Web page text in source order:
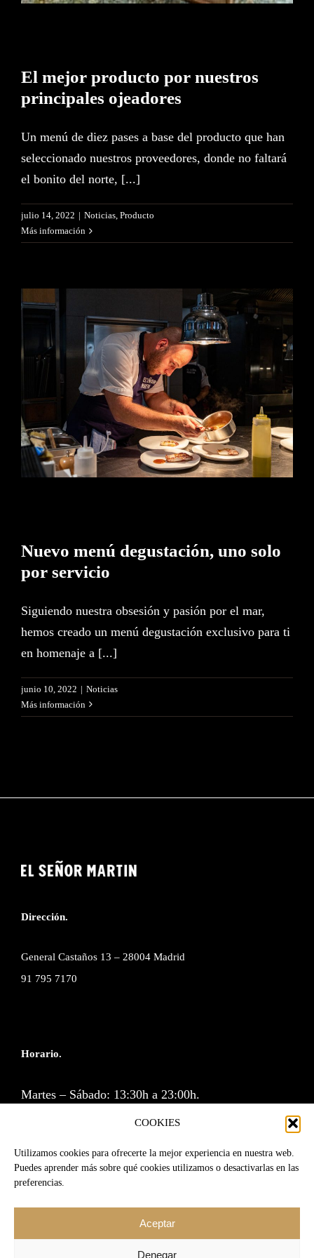
COOKIES
Utilizamos cookies para ofrecerte la mejor experiencia en nuestra web.
Puedes aprender más sobre qué cookies utilizamos o desactivarlas en las
preferencias.
Aceptar
Denegar
El mejor producto por nuestros
principales ojeadores
Un menú de diez pases a base del producto que han
seleccionado nuestros proveedores, donde no faltará
el bonito del norte, [...]
julio 14, 2022 | Noticias, Producto
Más información
Nuevo menú degustación, uno
solo por servicio
Nuevo menú degustación, uno solo
por servicio
Siguiendo nuestra obsesión y pasión por el mar,
hemos creado un menú degustación exclusivo para ti
en homenaje a [...]
junio 10, 2022 | Noticias
Más información
Dirección.
General Castaños 13 – 28004 Madrid
91 795 7170
Horario.
Martes – Sábado: 13:30h a 23:00h.
Lunes y Domingos cerramos.
Reservas por correo o a través de la web.
reservas@srmartin.es